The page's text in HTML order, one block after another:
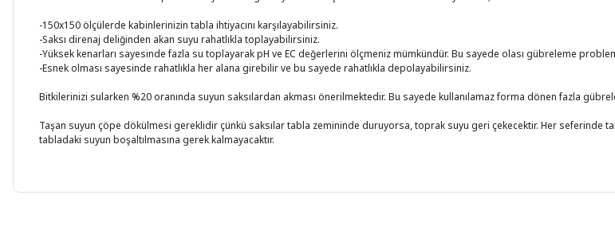
-150x150 ölçülerde kabinlerinizin tabla ihtiyacını karşılayabilirsiniz.
-Saksı direnaj deliğinden akan suyu rahatlıkla toplayabilirsiniz.
-Yüksek kenarları sayesinde fazla su toplayarak pH ve EC değerlerini ölçmeniz mümkündür. Bu sayede olası gübreleme
-Esnek olması sayesinde rahatlıkla her alana girebilir ve bu sayede rahatlıkla depolayabilirsiniz.
Bitkilerinizi sularken %20 oranında suyun saksılardan akması önerilmektedir. Bu sayede kullanılamaz forma dönen fazla
Taşan suyun çöpe dökülmesi gereklidir çünkü saksılar tabla zemininde duruyorsa, toprak suyu geri çekecektir. Her seferinde
tabladaki suyun boşaltılmasına gerek kalmayacaktır.